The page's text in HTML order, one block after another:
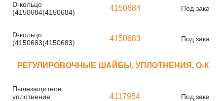
D-кольцо
(4150684(4150684)
4150684 Под заказ
D-кольцо
(4150683(4150683)
4150683 Под заказ
РЕГУЛИРОВОЧНЫЕ ШАЙБЫ, УПЛОТНЕНИЯ, О-
Пылезащитное
уплотнение
4117954 Под заказ